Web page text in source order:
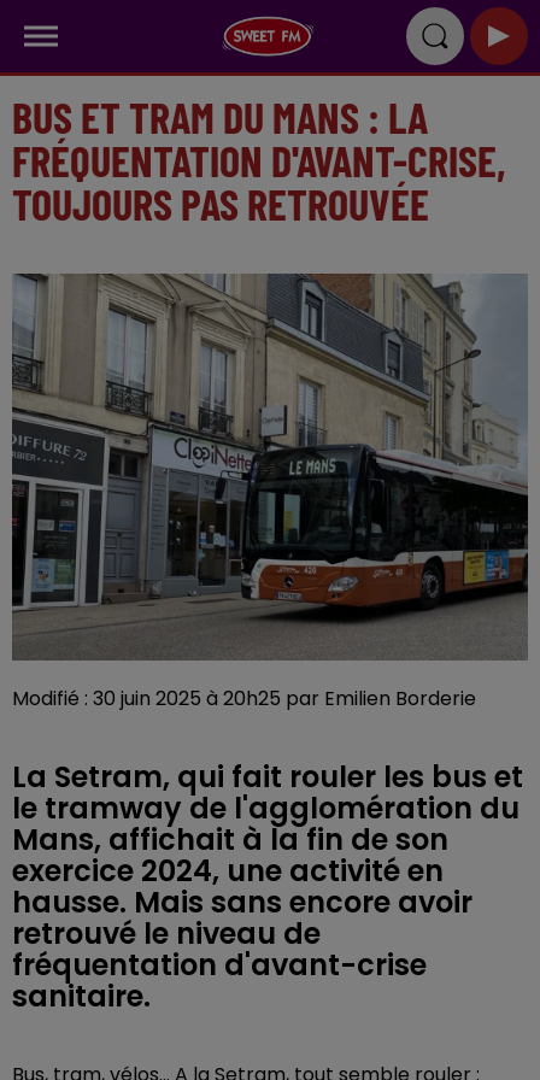
BUS ET TRAM DU MANS : LA
FRÉQUENTATION D'AVANT-CRISE,
TOUJOURS PAS RETROUVÉE
Modifié : 30 juin 2025 à 20h25 par Emilien Borderie
La Setram, qui fait rouler les bus et
le tramway de l'agglomération du
Mans, affichait à la fin de son
exercice 2024, une activité en
hausse. Mais sans encore avoir
retrouvé le niveau de
fréquentation d'avant-crise
sanitaire.